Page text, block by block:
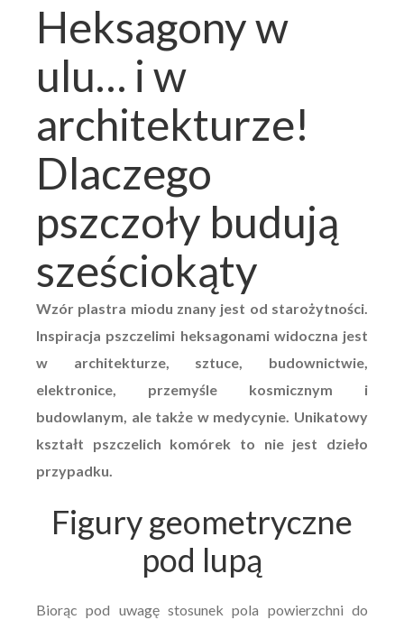
Heksagony w
ulu… i w
architekturze!
Dlaczego
pszczoły budują
sześciokąty
Wzór plastra miodu znany jest od starożytności.
Inspiracja pszczelimi heksagonami widoczna jest
w architekturze, sztuce, budownictwie,
elektronice, przemyśle kosmicznym i
budowlanym, ale także w medycynie. Unikatowy
kształt pszczelich komórek to nie jest dzieło
przypadku.
Figury geometryczne
pod lupą
Biorąc pod uwagę stosunek pola powierzchni do